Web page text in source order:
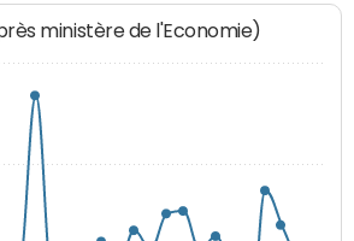
ministère de l'Economie)